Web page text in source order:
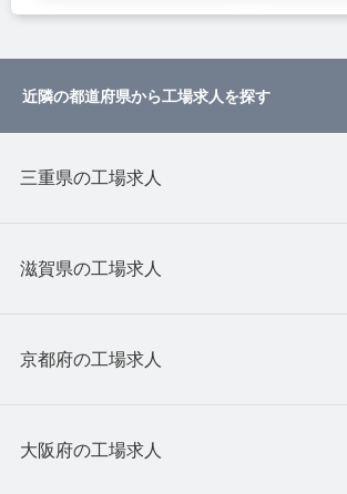
近隣の都道府県から工場求人を探す
三重県の工場求人
滋賀県の工場求人
京都府の工場求人
大阪府の工場求人